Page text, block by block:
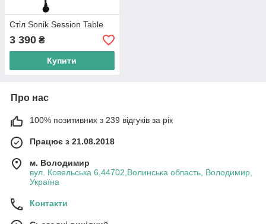
Стіл Sonik Session Table
3 390 ₴
Купити
Про нас
100% позитивних з 239 відгуків за рік
Працює з 21.08.2018
м. Володимир
вул. Ковельська 6,44702,Волинська область, Володимир,
Україна
Контакти